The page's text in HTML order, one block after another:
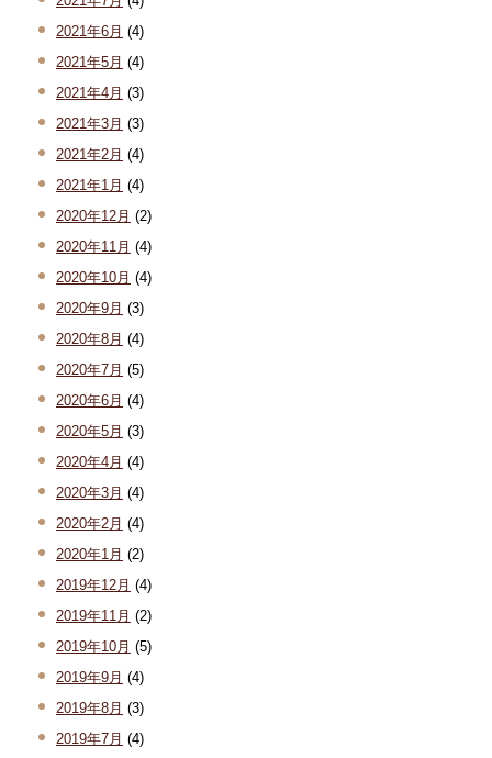
2021年6月 (4)
2021年5月 (4)
2021年4月 (3)
2021年3月 (3)
2021年2月 (4)
2021年1月 (4)
2020年12月 (2)
2020年11月 (4)
2020年10月 (4)
2020年9月 (3)
2020年8月 (4)
2020年7月 (5)
2020年6月 (4)
2020年5月 (3)
2020年4月 (4)
2020年3月 (4)
2020年2月 (4)
2020年1月 (2)
2019年12月 (4)
2019年11月 (2)
2019年10月 (5)
2019年9月 (4)
2019年8月 (3)
2019年7月 (4)